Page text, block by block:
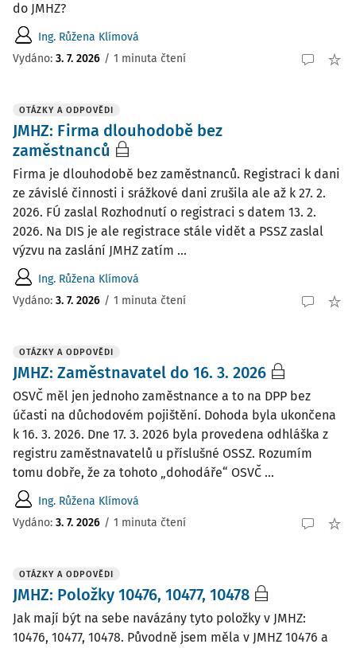
do JMHZ?
Ing. Růžena Klímová
Vydáno: 3. 7. 2026 / 1 minuta čtení
OTÁZKY A ODPOVĚDI
JMHZ: Firma dlouhodobě bez
zaměstnanců
Firma je dlouhodobě bez zaměstnanců. Registraci k dani
ze závislé činnosti i srážkové dani zrušila ale až k 27. 2.
2026. FÚ zaslal Rozhodnutí o registraci s datem 13. 2.
2026. Na DIS je ale registrace stále vidět a PSSZ zaslal
výzvu na zaslání JMHZ zatím ...
Ing. Růžena Klímová
Vydáno: 3. 7. 2026 / 1 minuta čtení
OTÁZKY A ODPOVĚDI
JMHZ: Zaměstnavatel do 16. 3. 2026
OSVČ měl jen jednoho zaměstnance a to na DPP bez
účasti na důchodovém pojištění. Dohoda byla ukončena
k 16. 3. 2026. Dne 17. 3. 2026 byla provedena odhláška z
registru zaměstnavatelů u příslušné OSSZ. Rozumím
tomu dobře, že za tohoto „dohodáře“ OSVČ ...
Ing. Růžena Klímová
Vydáno: 3. 7. 2026 / 1 minuta čtení
OTÁZKY A ODPOVĚDI
JMHZ: Položky 10476, 10477, 10478
Jak mají být na sebe navázány tyto položky v JMHZ:
10476, 10477, 10478. Původně jsem měla v JMHZ 10476 a